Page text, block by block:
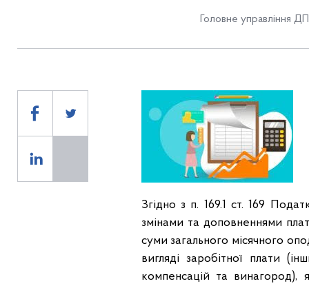
Головне управління
Згідно з п. 169.1 ст. 169
змінами та доповненнями
суми загального місячного
вигляді заробітної плати
компенсацій та